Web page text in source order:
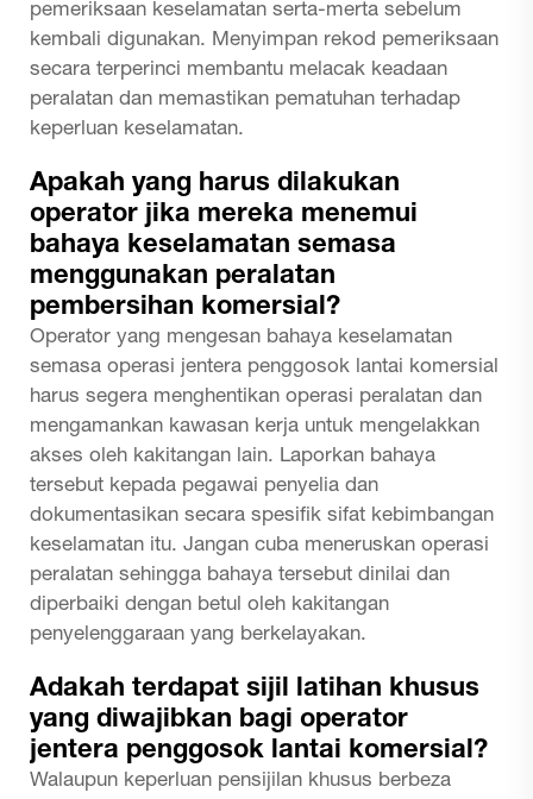
pemeriksaan keselamatan serta-merta sebelum
kembali digunakan. Menyimpan rekod pemeriksaan
secara terperinci membantu melacak keadaan
peralatan dan memastikan pematuhan terhadap
keperluan keselamatan.
Apakah yang harus dilakukan
operator jika mereka menemui
bahaya keselamatan semasa
menggunakan peralatan
pembersihan komersial?
Operator yang mengesan bahaya keselamatan
semasa operasi jentera penggosok lantai komersial
harus segera menghentikan operasi peralatan dan
mengamankan kawasan kerja untuk mengelakkan
akses oleh kakitangan lain. Laporkan bahaya
tersebut kepada pegawai penyelia dan
dokumentasikan secara spesifik sifat kebimbangan
keselamatan itu. Jangan cuba meneruskan operasi
peralatan sehingga bahaya tersebut dinilai dan
diperbaiki dengan betul oleh kakitangan
penyelenggaraan yang berkelayakan.
Adakah terdapat sijil latihan khusus
yang diwajibkan bagi operator
jentera penggosok lantai komersial?
Walaupun keperluan pensijilan khusus berbeza